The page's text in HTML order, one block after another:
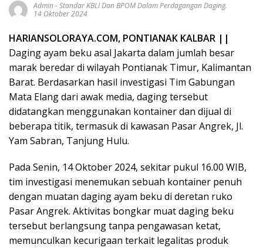
Admin-Standar KBLI Dan BPOM Dalam Perdagangan Daging.
14 Oktober 2024
HARIANSOLORAYA.COM, PONTIANAK KALBAR ||
Daging ayam beku asal Jakarta dalam jumlah besar
marak beredar di wilayah Pontianak Timur, Kalimantan
Barat. Berdasarkan hasil investigasi Tim Gabungan
Mata Elang dari awak media, daging tersebut
didatangkan menggunakan kontainer dan dijual di
beberapa titik, termasuk di kawasan Pasar Angrek, Jl.
Yam Sabran, Tanjung Hulu.
Pada Senin, 14 Oktober 2024, sekitar pukul 16.00 WIB,
tim investigasi menemukan sebuah kontainer penuh
dengan muatan daging ayam beku di deretan ruko
Pasar Angrek. Aktivitas bongkar muat daging beku
tersebut berlangsung tanpa pengawasan ketat,
memunculkan kecurigaan terkait legalitas produk